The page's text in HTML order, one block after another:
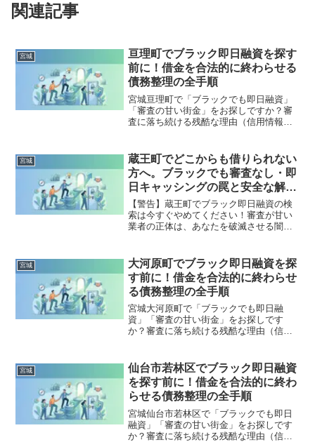
関連記事
宮城
亘理町でブラック即日融資を探す
前に！借金を合法的に終わらせる
債務整理の全手順
宮城亘理町で「ブラックでも即日融資」
「審査の甘い街金」をお探しですか？審
査に落ち続ける残酷な理由（信用情報と
底解説。多重債務の地獄から抜け出し、
合法的に借金を減額・免除する「債務整
理」の正しい知識と、今すぐ督促を止め
る無料相談窓口をご案内します。
宮城
蔵王町でどこからも借りられない
方へ。ブラックでも審査なし・即
日キャッシングの罠と安全な解決
策
【警告】蔵王町でブラック即日融資の検
索は今すぐやめてください！審査が甘い
業者の正体は、あなたを破滅させる闇金
町で違法業者を避け、借金地獄から抜け
出した方々の実体験と確実な解決策を完
全公開。
宮城
大河原町でブラック即日融資を探
す前に！借金を合法的に終わらせ
る債務整理の全手順
宮城大河原町で「ブラックでも即日融
資」「審査の甘い街金」をお探しです
か？審査に落ち続ける残酷な理由（信用
まで徹底解説。多重債務の地獄から抜け
出し、合法的に借金を減額・免除する
「債務整理」の正しい知識と、今すぐ督
促を止める無料相談窓口をご案内しま
す。
宮城
仙台市若林区でブラック即日融資
を探す前に！借金を合法的に終わ
らせる債務整理の全手順
宮城仙台市若林区で「ブラックでも即日
融資」「審査の甘い街金」をお探しです
か？審査に落ち続ける残酷な理由（信用